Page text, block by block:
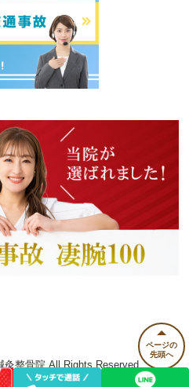
ページの
先頭へ
整骨院 All Rights Reserved.